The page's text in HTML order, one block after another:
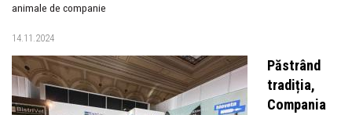
animale de companie
14.11.2024
Păstrând
tradiția,
Compania